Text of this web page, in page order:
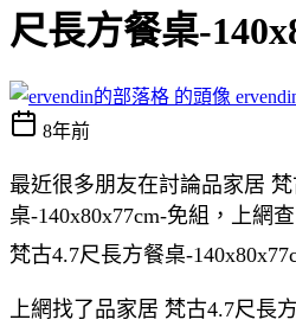
尺長方餐桌-
8年前
最近很多朋友在討論品家居
桌-140x80x77cm-免組，上網
梵古4.7尺長方餐桌-
上網找了品家居 梵古4.7尺長